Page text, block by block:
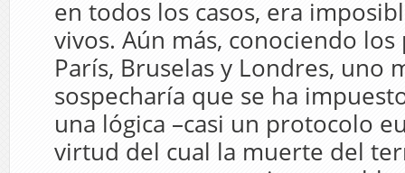
en todos los casos, era
vivos. Aún más, conociendo
París, Bruselas y Londres, uno
sospecharía que se ha
una lógica –casi un protocolo
virtud del cual la muerte del